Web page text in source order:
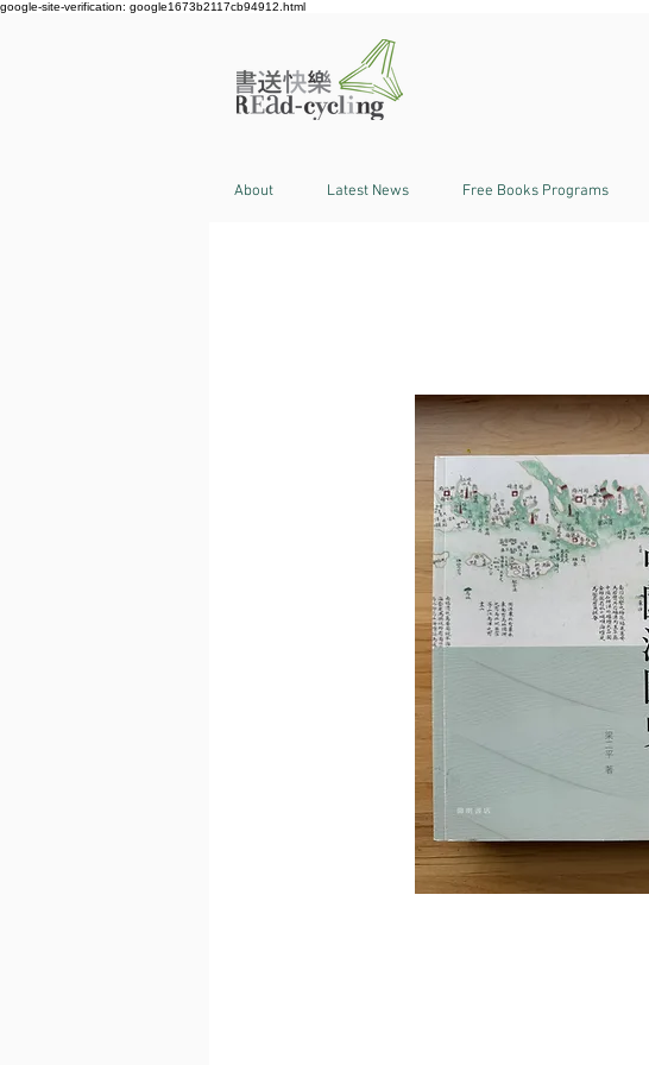
google-site-verification: google1673b2117cb94912.html
About Latest News Free Books Programs